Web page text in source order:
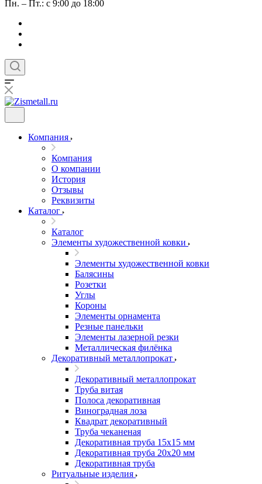
Пн. – Пт.: с 9:00 до 18:00
Компания
Компания
О компании
История
Отзывы
Реквизиты
Каталог
Каталог
Элементы художественной ковки
Элементы художественной ковки
Балясины
Розетки
Углы
Короны
Элементы орнамента
Резные панельки
Элементы лазерной резки
Металлическая филёнка
Декоративный металлопрокат
Декоративный металлопрокат
Труба витая
Полоса декоративная
Виноградная лоза
Квадрат декоративный
Труба чеканеная
Декоративная труба 15х15 мм
Декоративная труба 20х20 мм
Декоративная труба
Ритуальные изделия